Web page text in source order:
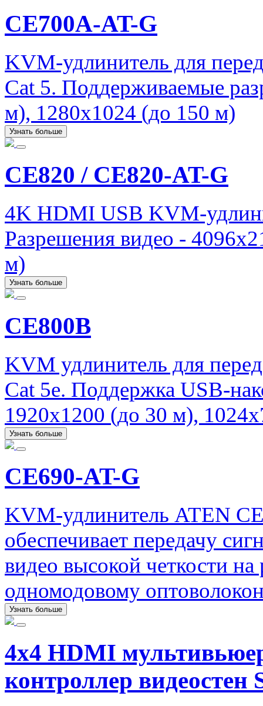
CE700A-AT-G
KVM-удлинитель для
Cat 5. Поддерживаемые
м), 1280x1024 (до 150 м)
Узнать больше
CE820 / CE820-AT-G
4K HDMI USB KVM-
Разрешения видео -
м)
Узнать больше
CE800B
KVM удлинитель для
Cat 5e. Поддержка USB-
1920x1200 (до 30 м),
Узнать больше
CE690-AT-G
KVM-удлинитель ATEN
обеспечивает передачу
видео высокой четкости
одномодовому
Узнать больше
4x4 HDMI
контроллер